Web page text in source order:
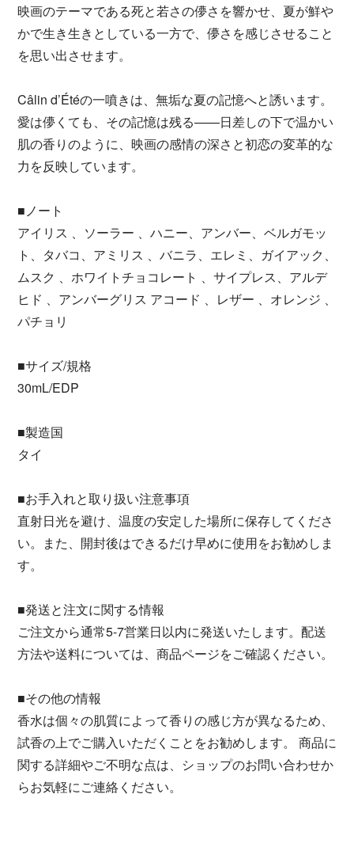
映画のテーマである死と若さの儚さを響かせ、夏が鮮や
かで生き生きとしている一方で、儚さを感じさせること
を思い出させます。
Câlin d’Étéの一噴きは、無垢な夏の記憶へと誘います。
愛は儚くても、その記憶は残る——日差しの下で温かい
肌の香りのように、映画の感情の深さと初恋の変革的な
力を反映しています。
■ノート
アイリス 、ソーラー 、ハニー、アンバー、ベルガモッ
ト、タバコ、アミリス 、バニラ、エレミ、ガイアック、
ムスク 、ホワイトチョコレート 、サイプレス、アルデ
ヒド 、アンバーグリス アコード 、レザー 、オレンジ 、
パチョリ
■サイズ/規格
30mL/EDP
■製造国
タイ
■お手入れと取り扱い注意事項
直射日光を避け、温度の安定した場所に保存してくださ
い。また、開封後はできるだけ早めに使用をお勧めしま
す。
■発送と注文に関する情報
ご注文から通常5-7営業日以内に発送いたします。配送
方法や送料については、商品ページをご確認ください。
■その他の情報
香水は個々の肌質によって香りの感じ方が異なるため、
試香の上でご購入いただくことをお勧めします。 商品に
関する詳細やご不明な点は、ショップのお問い合わせか
らお気軽にご連絡ください。